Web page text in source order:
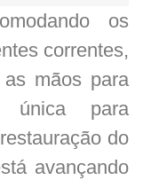
os
correntes,
mãos para
única para
do
avançando